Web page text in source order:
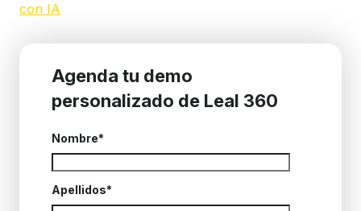
con IA
Agenda tu demo
personalizado de Leal 360
Nombre*
Apellidos*